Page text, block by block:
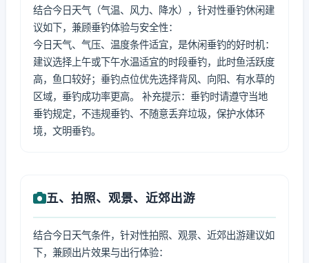
结合今日天气（气温、风力、降水），针对性垂钓休闲建
议如下，兼顾垂钓体验与安全性：
今日天气、气压、温度条件适宜，是休闲垂钓的好时机：
建议选择上午或下午水温适宜的时段垂钓，此时鱼活跃度
高，鱼口较好；垂钓点位优先选择背风、向阳、有水草的
区域，垂钓成功率更高。 补充提示：垂钓时请遵守当地
垂钓规定，不违规垂钓、不随意丢弃垃圾，保护水体环
境，文明垂钓。
五、拍照、观景、近郊出游
结合今日天气条件，针对性拍照、观景、近郊出游建议如
下，兼顾出片效果与出行体验：